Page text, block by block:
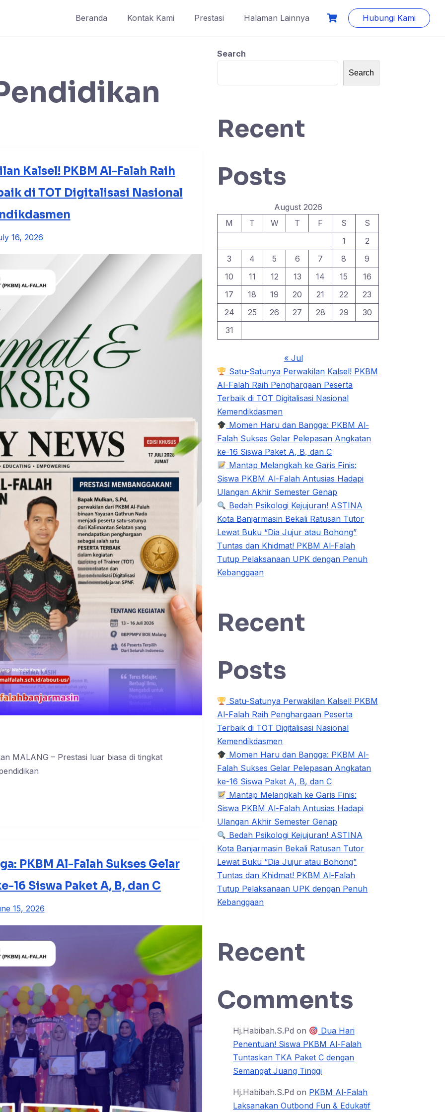
Beranda Kontak Kami Prestasi Halaman Lainnya Hubungi Kami
Kalsel! PKBM Al-Falah Raih
di TOT Digitalisasi Nasional
16, 2026
MALANG – Prestasi luar biasa di tingkat
PKBM Al-Falah Sukses Gelar
16 Siswa Paket A, B, dan C
15, 2026
Search
Search
Recent
Posts
August 2026
M
T W T F S
S
1
2
3
4 5 6 7 8
9
10
11 12 13 14 15
16
17
18 19 20 21 22
23
24
25 26 27 28 29
30
31
« Jul
Satu-Satunya Perwakilan Kalsel! PKBM
Al-Falah Raih Penghargaan Peserta
Terbaik di TOT Digitalisasi Nasional
Kemendikdasmen
Momen Haru dan Bangga: PKBM Al-
Falah Sukses Gelar Pelepasan Angkatan
ke-16 Siswa Paket A, B, dan C
Mantap Melangkah ke Garis Finis:
Siswa PKBM Al-Falah Antusias Hadapi
Ulangan Akhir Semester Genap
Bedah Psikologi Kejujuran! ASTINA
Kota Banjarmasin Bekali Ratusan Tutor
Lewat Buku “Dia Jujur atau Bohong”
Tuntas dan Khidmat! PKBM Al-Falah
Tutup Pelaksanaan UPK dengan Penuh
Kebanggaan
Recent
Posts
Satu-Satunya Perwakilan Kalsel! PKBM
Al-Falah Raih Penghargaan Peserta
Terbaik di TOT Digitalisasi Nasional
Kemendikdasmen
Momen Haru dan Bangga: PKBM Al-
Falah Sukses Gelar Pelepasan Angkatan
ke-16 Siswa Paket A, B, dan C
Mantap Melangkah ke Garis Finis:
Siswa PKBM Al-Falah Antusias Hadapi
Ulangan Akhir Semester Genap
Bedah Psikologi Kejujuran! ASTINA
Kota Banjarmasin Bekali Ratusan Tutor
Lewat Buku “Dia Jujur atau Bohong”
Tuntas dan Khidmat! PKBM Al-Falah
Tutup Pelaksanaan UPK dengan Penuh
Kebanggaan
Recent
Comments
Hj.Habibah.S.Pd on
Dua Hari
Penentuan! Siswa PKBM Al-Falah
Tuntaskan TKA Paket C dengan
Semangat Juang Tinggi
Hj.Habibah.S.Pd on PKBM Al-Falah
Laksanakan Outbond Fun & Edukatif